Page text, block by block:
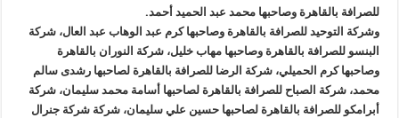
للصرافة بالقاهرة وصاحبها محمد عبد الحميد أحمد.
وشركة التوحيد للصرافة بالقاهرة وصاحبها كرم عبد الوهاب عبد العال، شركة
البنسو للصرافة بالقاهرة وصاحبها مهاب خليل، شركة النوران بالقاهرة
وصاحبها كرم الحميلي، شركة الرضا للصرافة بالقاهرة لصاحبها رشدى سالم
محمد، شركة الصباح للصرافة بالقاهرة لصاحبها أسامة محمد سليمان، شركة
أبرامكو للصرافة بالقاهرة لصاحبها حسين علي سليمان، شركة شركة جنرال